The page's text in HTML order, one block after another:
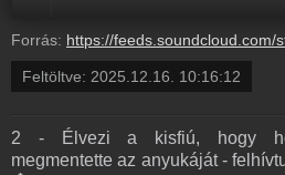
Forrás: https://feeds.soundcloud.com/stream/2230570043-balazsek-3-vegan-feljelentok-miatt-elkordonozzak-a-malacsutest-a-budapesti-adventi-
Feltöltve: 2025.12.16. 10:16:12
2 - Élvezi a kisfiú, hogy
megmentette az anyukáját -